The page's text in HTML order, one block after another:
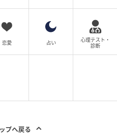
極めながら行動することが
見るだけではなく、一歩ず
切り開いていく大切なポ
することで、情報や学
化はさらに加速していき
軟に取り入れながら、自
には、一人で頑張り過ぎな
恋愛 占い
心理テスト・
診断
プへ戻る